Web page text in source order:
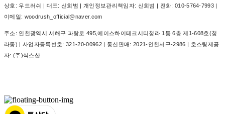
상호: 우드러쉬 | 대표: 신희범 | 개인정보관리책임자: 신희범 | 전화: 010-5764-7993 |
이메일: woodrush_official@naver.com
주소: 인천광역시 서해구 파랑로 495,에이스하이테크시티청라 1동 6층 제1-608호(청
라동) | 사업자등록번호: 321-20-00962| 통신판매: 2021-인천서구-2986 | 호스팅제공
자: (주)식스샵